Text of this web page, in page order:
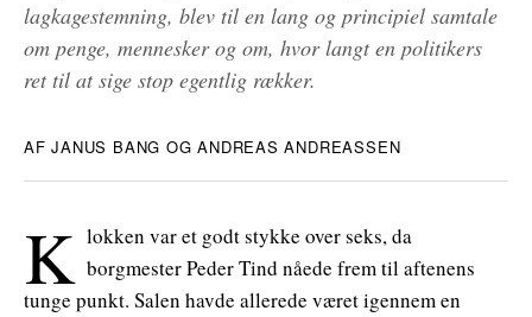
lagkagestemning, blev til en lang og principiel samtale
om penge, mennesker og om, hvor langt en politikers
ret til at sige stop egentlig rækker.
AF JANUS BANG OG ANDREAS ANDREASSEN
K lokken var et godt stykke over seks, da
borgmester Peder Tind nåede frem til aftenens
tunge punkt. Salen havde allerede været igennem en